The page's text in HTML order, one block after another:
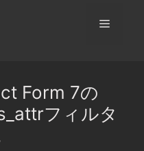
メ
Form 7の
フィルタ